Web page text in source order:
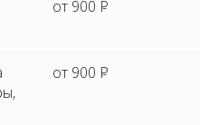
от 900 P
от 900 P